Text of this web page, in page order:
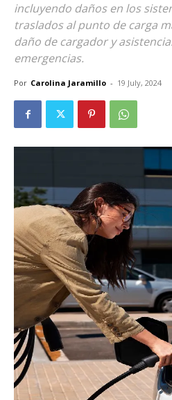
incluyendo daños en los
traslados al punto de carga
daño de cargador y
emergencias.
Por Carolina Jaramillo - 19 July, 2024